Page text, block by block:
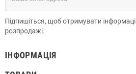
Підпишіться, щоб отримувати
розпродажі.
ІНФОРМАЦІЯ